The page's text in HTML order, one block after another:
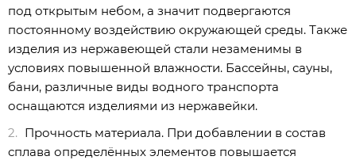
под открытым небом, а значит подвергаются
постоянному воздействию окружающей среды. Также
изделия из нержавеющей стали незаменимы в
условиях повышенной влажности. Бассейны, сауны,
бани, различные виды водного транспорта
оснащаются изделиями из нержавейки.
Прочность материала. При добавлении в состав
сплава определённых элементов повышается